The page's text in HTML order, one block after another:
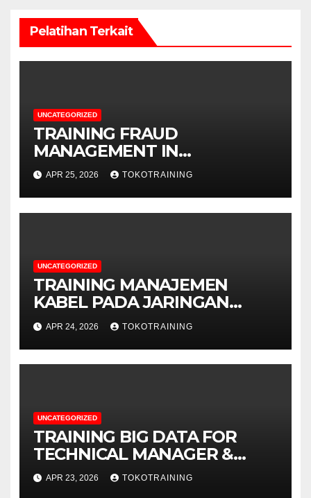
Pelatihan Terkait
UNCATEGORIZED
TRAINING FRAUD
MANAGEMENT IN
TELECOMMUNICATION
BUSINESS
APR 25, 2026 TOKOTRAINING
UNCATEGORIZED
TRAINING MANAJEMEN
KABEL PADA JARINGAN
TELEKOMUNIKASI
APR 24, 2026 TOKOTRAINING
UNCATEGORIZED
TRAINING BIG DATA FOR
TECHNICAL MANAGER &
DECISION MAKERS
APR 23, 2026 TOKOTRAINING